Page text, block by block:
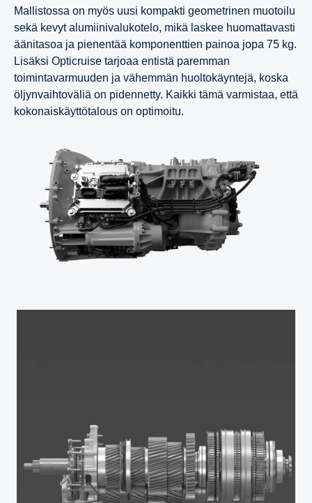
Mallistossa on myös uusi kompakti geometrinen muotoilu
sekä kevyt alumiinivalukotelo, mikä laskee huomattavasti
äänitasoa ja pienentää komponenttien painoa jopa 75 kg.
Lisäksi Opticruise tarjoaa entistä paremman
toimintavarmuuden ja vähemmän huoltokäyntejä, koska
öljynvaihtoväliä on pidennetty. Kaikki tämä varmistaa, että
kokonaiskäyttötalous on optimoitu.